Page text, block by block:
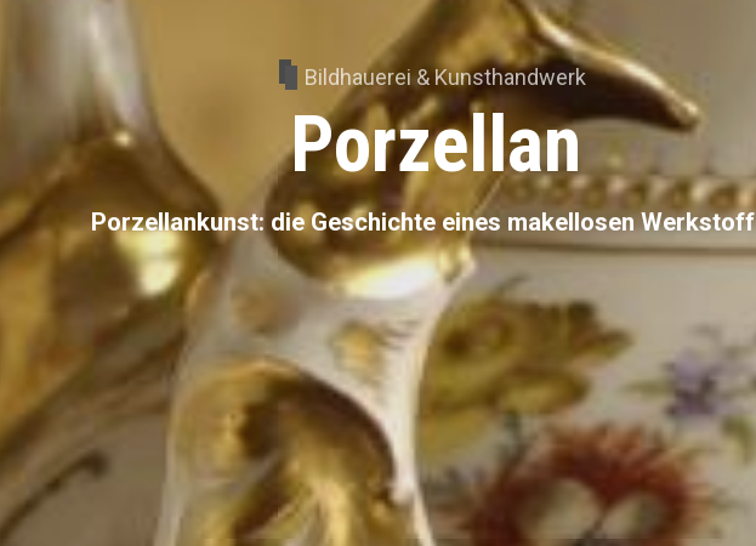
Bildhauerei & Kunsthandwerk
Porzellan
Porzellankunst: die Geschichte eines makellosen